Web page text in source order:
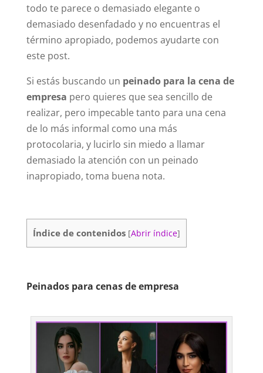
todo te parece o demasiado elegante o
demasiado desenfadado y no encuentras el
término apropiado, podemos ayudarte con
este post.
Si estás buscando un peinado para la cena de
empresa pero quieres que sea sencillo de
realizar, pero impecable tanto para una cena
de lo más informal como una más
protocolaria, y lucirlo sin miedo a llamar
demasiado la atención con un peinado
inapropiado, toma buena nota.
Índice de contenidos [Abrir índice]
Peinados para cenas de empresa